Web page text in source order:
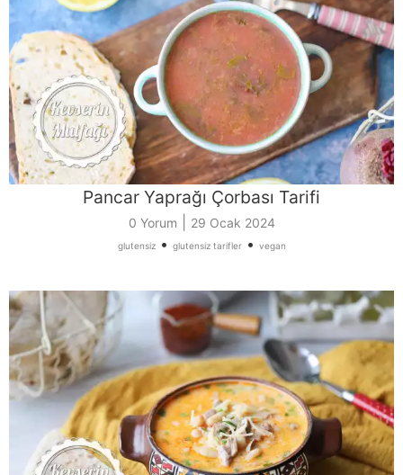
Pancar Yaprağı Çorbası Tarifi
0 Yorum 29 Ocak 2024
glutensiz• glutensiz tarifler• vegan